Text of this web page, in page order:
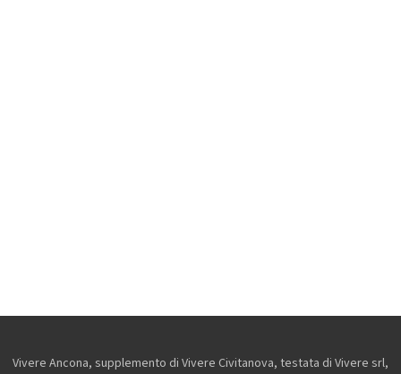
Vivere Ancona, supplemento di Vivere Civitanova, testata di Vivere srl,